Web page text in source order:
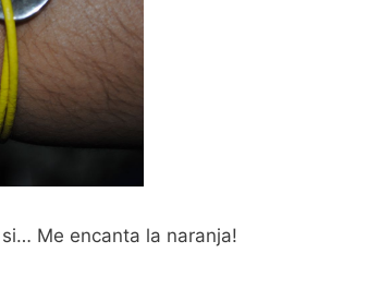
Me encanta la naranja!